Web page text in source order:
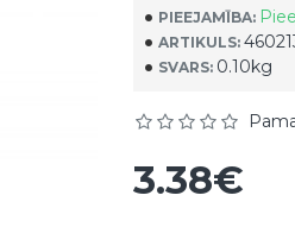
PIEEJAMĪBA:
ARTIKULS:
SVARS: 0.10kg
3.38€